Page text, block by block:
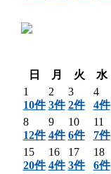
日
月 火 水
1
10件
2
3件
3
2件
4
4件
8
12件
9
4件
10
6件
11
7件
15
20件
16
4件
17
3件
18
6件